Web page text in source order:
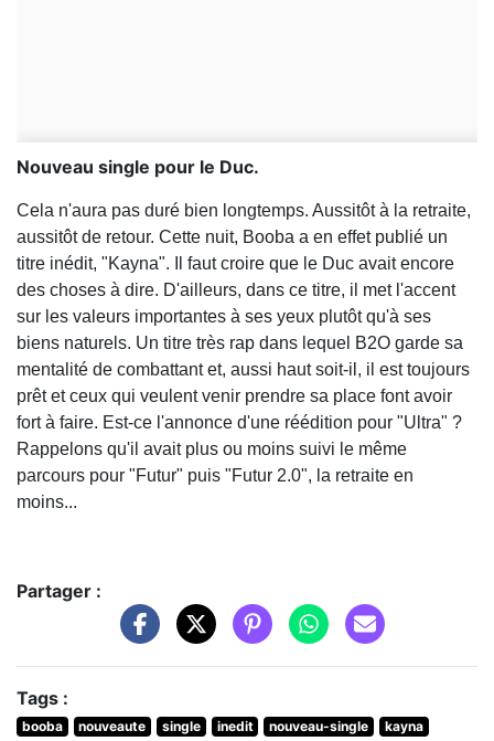
Nouveau single pour le Duc.
Cela n'aura pas duré bien longtemps. Aussitôt à la retraite,
aussitôt de retour. Cette nuit, Booba a en effet publié un
titre inédit, "Kayna". Il faut croire que le Duc avait encore
des choses à dire. D'ailleurs, dans ce titre, il met l'accent
sur les valeurs importantes à ses yeux plutôt qu'à ses
biens naturels. Un titre très rap dans lequel B2O garde sa
mentalité de combattant et, aussi haut soit-il, il est toujours
prêt et ceux qui veulent venir prendre sa place font avoir
fort à faire. Est-ce l'annonce d'une réédition pour "Ultra" ?
Rappelons qu'il avait plus ou moins suivi le même
parcours pour "Futur" puis "Futur 2.0", la retraite en
moins...
Partager :
Tags :
booba nouveaute single inedit nouveau-single kayna